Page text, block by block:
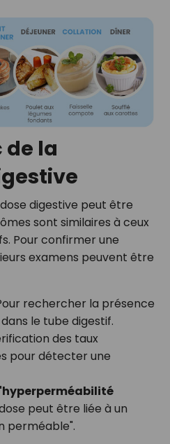
de la
digestive peut être
sont similaires à ceux
Pour confirmer une
examens peuvent être
rechercher la présence
le tube digestif.
des taux
pour détecter une
peut être liée à un
perméable".